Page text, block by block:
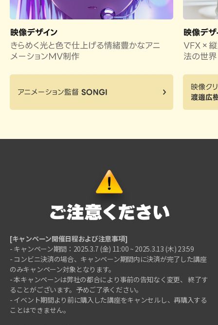
[キャンペーン開催日程および注意事項]
- キャンペーン期間：2025.3.7 (金) 11:00 ~ 2025.3.13 (木) 23:59
- コンビニ決済の場合、キャンペーン期間内に決済が完了した講座
のみキャンペーン対象となります。
- 本キャンペーンは弊社の都合により事前の告知なく変更、 終了す
ることがございます。予めご了承ください。
- イベント期間より前に購入した講座をキャンセルし、再購入する
ことはできません。